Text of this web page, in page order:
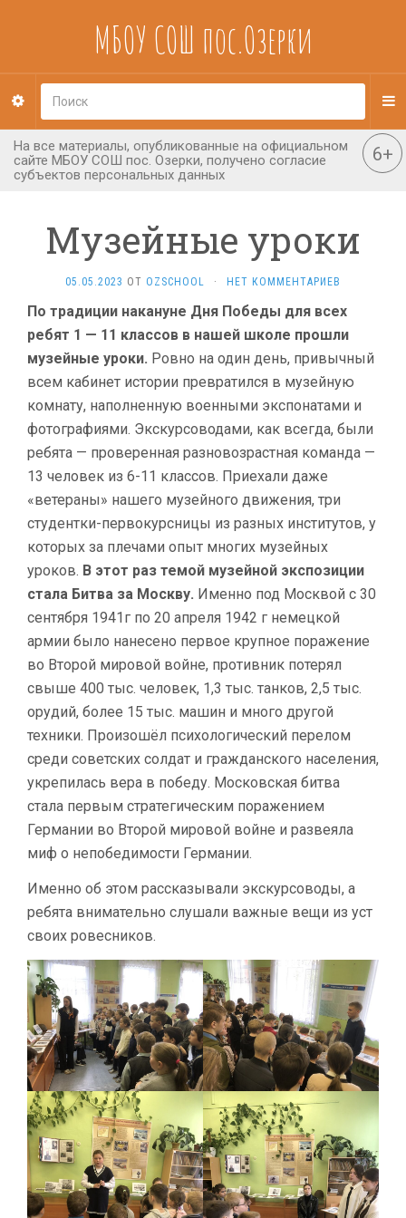
МБОУ СОШ пос.Озерки
Музейные уроки
05.05.2023 ОТ OZSCHOOL · НЕТ КОММЕНТАРИЕВ
По традиции накануне Дня Победы для всех
ребят 1 — 11 классов в нашей школе прошли
музейные уроки. Ровно на один день, привычный
всем кабинет истории превратился в музейную
комнату, наполненную военными экспонатами и
фотографиями. Экскурсоводами, как всегда, были
ребята — проверенная разновозрастная команда —
13 человек из 6-11 классов. Приехали даже
«ветераны» нашего музейного движения, три
студентки-первокурсницы из разных институтов, у
которых за плечами опыт многих музейных
уроков. В этот раз темой музейной экспозиции
стала Битва за Москву. Именно под Москвой с 30
сентября 1941г по 20 апреля 1942 г немецкой
армии было нанесено первое крупное поражение
во Второй мировой войне, противник потерял
свыше 400 тыс. человек, 1,3 тыс. танков, 2,5 тыс.
орудий, более 15 тыс. машин и много другой
техники. Произошёл психологический перелом
среди советских солдат и гражданского населения,
укрепилась вера в победу. Московская битва
стала первым стратегическим поражением
Германии во Второй мировой войне и развеяла
миф о непобедимости Германии.
Именно об этом рассказывали экскурсоводы, а
ребята внимательно слушали важные вещи из уст
своих ровесников.